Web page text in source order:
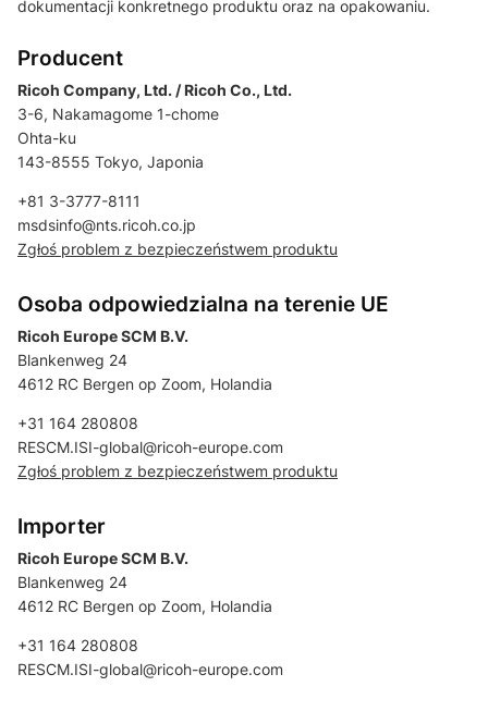
dokumentacji konkretnego produktu oraz na opakowaniu.
Producent
Ricoh Company, Ltd. / Ricoh Co., Ltd.
3-6, Nakamagome 1-chome
Ohta-ku
143-8555 Tokyo, Japonia
+81 3-3777-8111
msdsinfo@nts.ricoh.co.jp
Zgłoś problem z bezpieczeństwem produktu
Osoba odpowiedzialna na terenie UE
Ricoh Europe SCM B.V.
Blankenweg 24
4612 RC Bergen op Zoom, Holandia
+31 164 280808
RESCM.ISI-global@ricoh-europe.com
Zgłoś problem z bezpieczeństwem produktu
Importer
Ricoh Europe SCM B.V.
Blankenweg 24
4612 RC Bergen op Zoom, Holandia
+31 164 280808
RESCM.ISI-global@ricoh-europe.com